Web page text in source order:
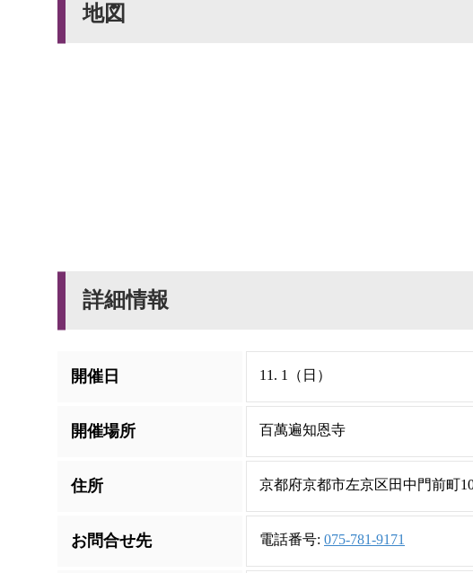
地図
詳細情報
開催日 11. 1（日）
開催場所 百萬遍知恩寺
住所 京都府京都市左京区田中門前町
お問合せ先 電話番号: 075-781-9171